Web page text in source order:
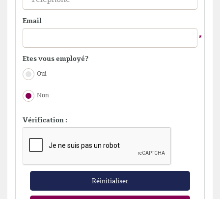
Email
Etes vous employé?
Oui
Non
Vérification :
Réinitialiser